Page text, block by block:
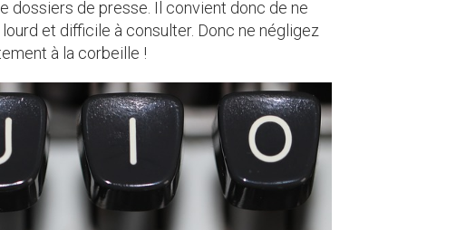
dossiers de presse. Il convient donc de ne
et difficile à consulter. Donc ne négligez
à la corbeille !